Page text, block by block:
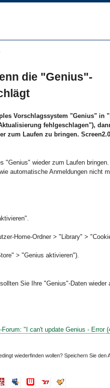
die "Genius"-
Vorschlagssystem "Genius" in
fehlgeschlagen"),
zum Laufen zu bringen.
"Genius" wieder zum Laufen
automatische Anmeldungen nicht
Home-Ordner > "Library" >
> "Genius aktivieren").
Sie Ihre "Genius"-Daten wieder
Forum: "I can't update Genius - Error
wiederfinden wollen? Speichern Sie den